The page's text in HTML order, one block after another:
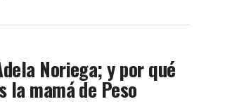
Noriega; y por qué
la mamá de Peso